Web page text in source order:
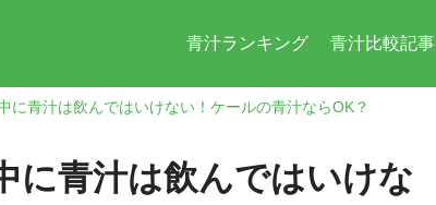
青汁ランキング 青汁比較記事
に青汁は飲んではいけない！ケールの青汁ならOK？
に青汁は飲んではいけな